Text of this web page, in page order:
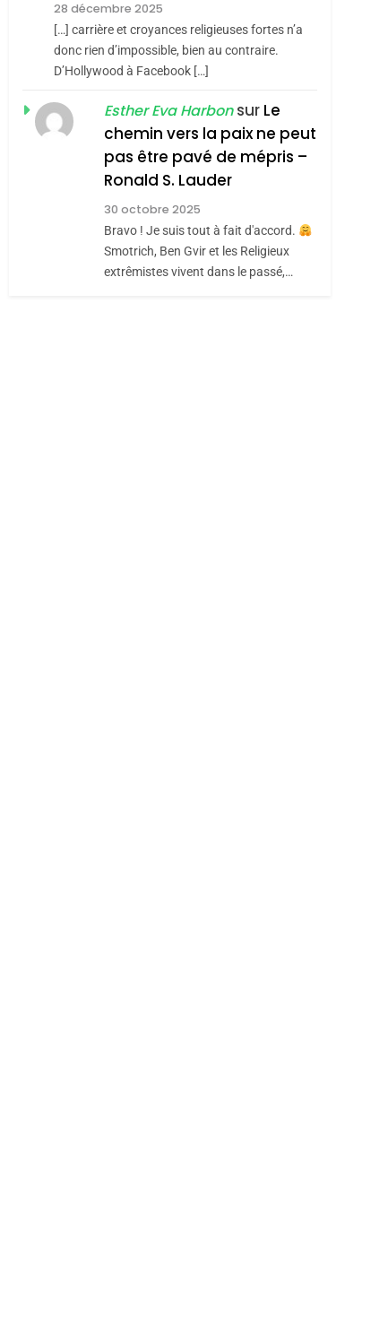
RÉSILIENTE :
POURQUOI JE
REVENDIQUE MA
JUDAÏTE Par Thérèse
Zrihen-Dvir
ISRAÉL JUDAISME
CE QUI NOUS
MANQUE – Jacques
Hadida
JUDAISME
Maroc : Les Amandes
De Tafraout, Le Miel
De Tadla Azilal
Consacrés Produits
DAFINA MAROC
28 décembre 2025
[…] carrière et croyances religieuses fortes n’a
donc rien d’impossible, bien au contraire.
D’Hollywood à Facebook […]
Esther Eva Harbonsur Le
chemin vers la paix ne peut
pas être pavé de mépris –
Ronald S. Lauder
30 octobre 2025
Bravo ! Je suis tout à fait d'accord.
Smotrich, Ben Gvir et les Religieux
extrêmistes vivent dans le passé,…
Zrihen-
Du